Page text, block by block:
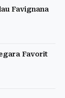
Favignana
Favorit